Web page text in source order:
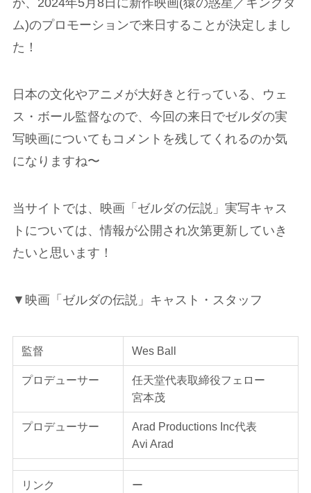
が、2024年5月8日に新作映画(猿の惑星／キングダ
ム)のプロモーションで来日することが決定しまし
た！
日本の文化やアニメが大好きと行っている、ウェ
ス・ボール監督なので、今回の来日でゼルダの実
写映画についてもコメントを残してくれるのか気
になりますね〜
当サイトでは、映画「ゼルダの伝説」実写キャス
トについては、情報が公開され次第更新していき
たいと思います！
▼映画「ゼルダの伝説」キャスト・スタッフ
監督 Wes Ball
プロデューサー
任天堂代表取締役フェロー
宮本茂
プロデューサー
Arad Productions Inc代表
Avi Arad
リンク ー